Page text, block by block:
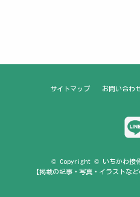
サイトマップ お問い合わ
© Copyright © いちかわ接
【掲載の記事・写真・イラストな